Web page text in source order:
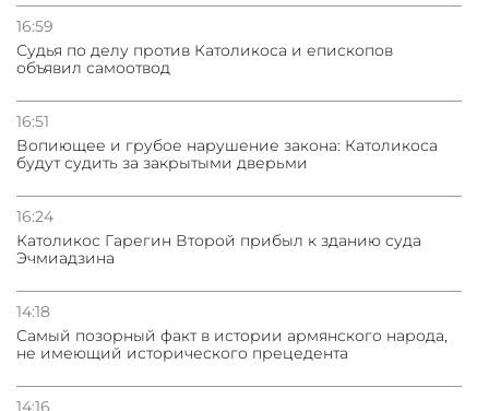
16:59
Судья по делу против Католикоса и епископов
объявил самоотвод
16:51
Вопиющее и грубое нарушение закона: Католикоса
будут судить за закрытыми дверьми
16:24
Католикос Гарегин Второй прибыл к зданию суда
Эчмиадзина
14:18
Самый позорный факт в истории армянского народа,
не имеющий исторического прецедента
14:16
погрануправления СНБ Армении в Тбилиси